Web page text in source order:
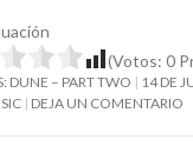
(Votos: 0
DUNE – PART TWO
14 DE
DEJA UN COMENTARIO